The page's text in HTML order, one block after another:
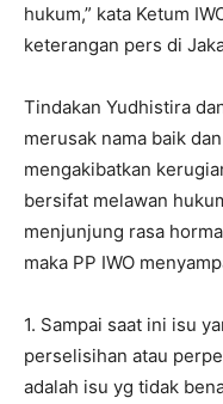
hukum,” kata Ketum
keterangan pers di
Tindakan Yudhistira
merusak nama baik
mengakibatkan
bersifat melawan
menjunjung rasa
maka PP IWO
1. Sampai saat ini isu
perselisihan atau
adalah isu yg tidak